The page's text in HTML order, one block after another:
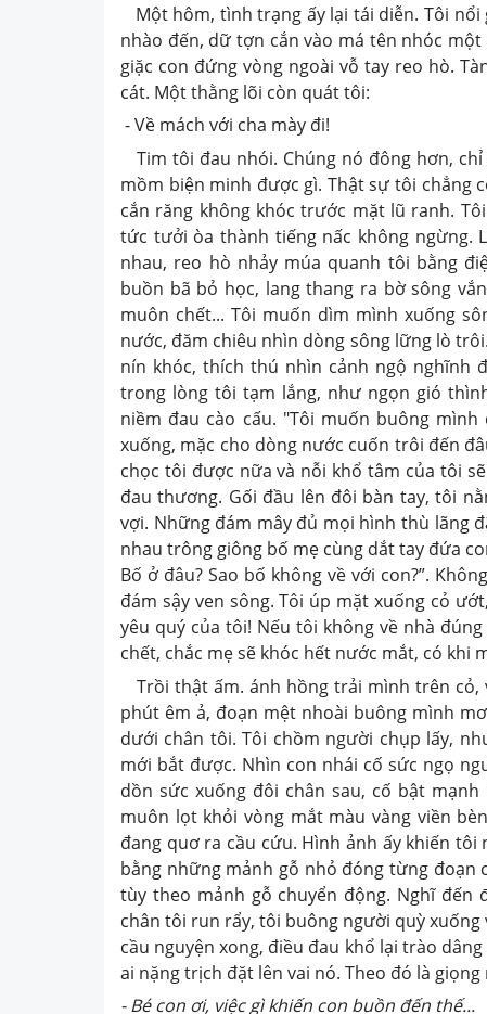
Một hôm, tình trạng ấy lại tái diễn. Tôi
nhào đến, dữ tợn cắn vào má tên nhóc
giặc con đứng vòng ngoài vỗ tay reo hò.
cát. Một thằng lõi còn quát tôi:
- Về mách với cha mày đi!
Tim tôi đau nhói. Chúng nó đông hơn,
mồm biện minh được gì. Thật sự tôi chẳng
cắn răng không khóc trước mặt lũ ranh.
tức tưởi òa thành tiếng nấc không ngừng.
nhau, reo hò nhảy múa quanh tôi bằng
buồn bã bỏ học, lang thang ra bờ sông
muôn chết... Tôi muốn dìm mình xuống
nước, đăm chiêu nhìn dòng sông lững lò
nín khóc, thích thú nhìn cảnh ngộ nghĩnh
trong lòng tôi tạm lắng, như ngọn gió
niềm đau cào cấu. "Tôi muốn buông
xuống, mặc cho dòng nước cuốn trôi đến
chọc tôi được nữa và nỗi khổ tâm của tôi
đau thương. Gối đầu lên đôi bàn tay, tôi
vợi. Những đám mây đủ mọi hình thù lãng
nhau trông giông bố mẹ cùng dắt tay đứa
Bố ở đâu? Sao bố không về với con?”.
đám sậy ven sông. Tôi úp mặt xuống cỏ
yêu quý của tôi! Nếu tôi không về nhà
chết, chắc mẹ sẽ khóc hết nước mắt, có khi
Trồi thật ấm. ánh hồng trải mình trên
phút êm ả, đoạn mệt nhoài buông mình
dưới chân tôi. Tôi chồm người chụp lấy,
mới bắt được. Nhìn con nhái cố sức ngọ
dồn sức xuống đôi chân sau, cố bật
muôn lọt khỏi vòng mắt màu vàng viền
đang quơ ra cầu cứu. Hình ảnh ấy khiến
bằng những mảnh gỗ nhỏ đóng từng đoạn
tùy theo mảnh gỗ chuyển động. Nghĩ đến
chân tôi run rẩy, tôi buông người quỳ
cầu nguyện xong, điều đau khổ lại trào
ai nặng trịch đặt lên vai nó. Theo đó là
- Bé con ơi, việc gì khiến con buồn đến thế...